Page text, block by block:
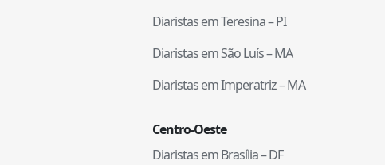
Diaristas emTeresina–PI
Diaristas emSão Luís–MA
Diaristas emImperatriz–MA
Centro-Oeste
Diaristas emBrasília–DF